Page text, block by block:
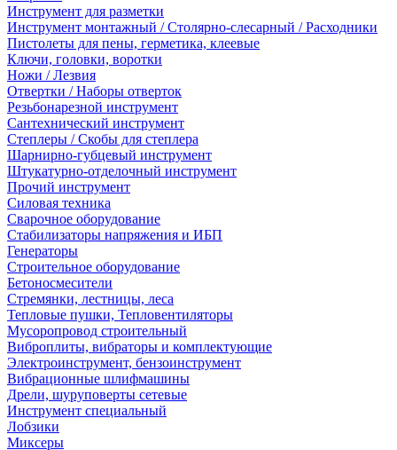
Инструмент для разметки
Инструмент монтажный / Столярно-слесарный / Расходники
Пистолеты для пены, герметика, клеевые
Ключи, головки, воротки
Ножи / Лезвия
Отвертки / Наборы отверток
Резьбонарезной инструмент
Сантехнический инструмент
Степлеры / Скобы для степлера
Шарнирно-губцевый инструмент
Штукатурно-отделочный инструмент
Прочий инструмент
Силовая техника
Сварочное оборудование
Стабилизаторы напряжения и ИБП
Генераторы
Строительное оборудование
Бетоносмесители
Стремянки, лестницы, леса
Тепловые пушки, Тепловентиляторы
Мусоропровод строительный
Виброплиты, вибраторы и комплектующие
Электроинструмент, бензоинструмент
Вибрационные шлифмашины
Дрели, шуруповерты сетевые
Инструмент специальный
Лобзики
Миксеры